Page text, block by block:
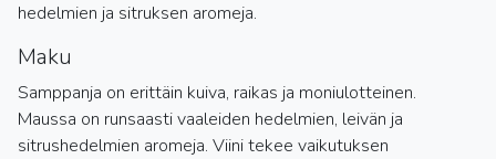
hedelmien ja sitruksen aromeja.
Maku
Samppanja on erittäin kuiva, raikas ja moniulotteinen.
Maussa on runsaasti vaaleiden hedelmien, leivän ja
sitrushedelmien aromeja. Viini tekee vaikutuksen